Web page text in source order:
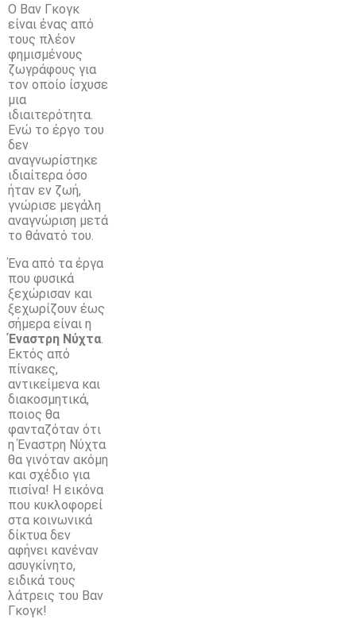
Ο Βαν Γκογκ
είναι ένας από
τους πλέον
φημισμένους
ζωγράφους για
τον οποίο ίσχυσε
μια
ιδιαιτερότητα.
Ενώ το έργο του
δεν
αναγνωρίστηκε
ιδιαίτερα όσο
ήταν εν ζωή,
γνώρισε μεγάλη
αναγνώριση μετά
το θάνατό του.
Ένα από τα έργα
που φυσικά
ξεχώρισαν και
ξεχωρίζουν έως
σήμερα είναι η
Έναστρη Νύχτα.
Εκτός από
πίνακες,
αντικείμενα και
διακοσμητικά,
ποιος θα
φανταζόταν ότι
η Έναστρη Νύχτα
θα γινόταν ακόμη
και σχέδιο για
πισίνα! Η εικόνα
που κυκλοφορεί
στα κοινωνικά
δίκτυα δεν
αφήνει κανέναν
ασυγκίνητο,
ειδικά τους
λάτρεις του Βαν
Γκογκ!